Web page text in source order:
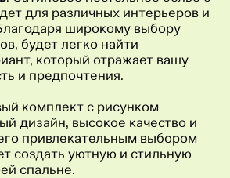
для различных интерьеров и
широкому выбору
будет легко найти
который отражает вашу
и предпочтения.
комплект с рисунком
дизайн, высокое качество и
привлекательным выбором
создать уютную и стильную
спальне.